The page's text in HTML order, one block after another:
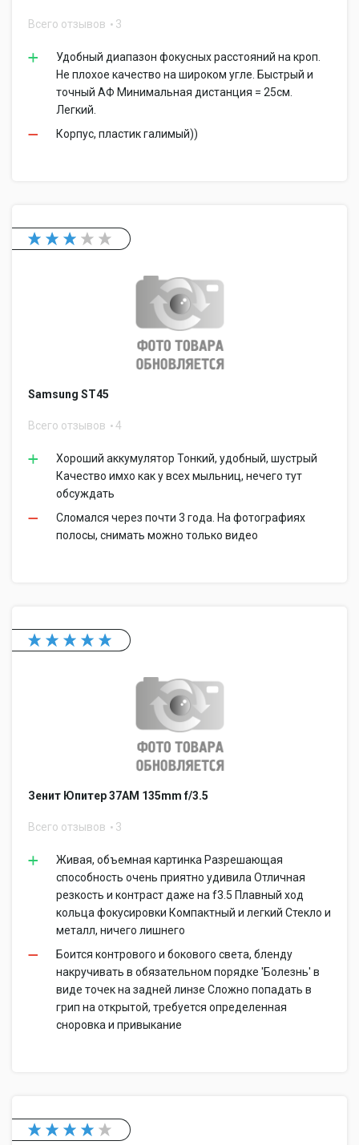
Всего отзывов 3
Удобный диапазон фокусных расстояний на кроп.
Не плохое качество на широком угле. Быстрый и
точный АФ Минимальная дистанция = 25cм.
Легкий.
Корпус, пластик галимый))
Samsung ST45
Всего отзывов 4
Хороший аккумулятор Тонкий, удобный, шустрый
Качество имхо как у всех мыльниц, нечего тут
обсуждать
Сломался через почти 3 года. На фотографиях
полосы, снимать можно только видео
Зенит Юпитер 37АМ 135mm f/3.5
Всего отзывов 3
Живая, объемная картинка Разрешающая
способность очень приятно удивила Отличная
резкость и контраст даже на f3.5 Плавный ход
кольца фокусировки Компактный и легкий Стекло и
металл, ничего лишнего
Боится контрового и бокового света, бленду
накручивать в обязательном порядке 'Болезнь' в
виде точек на задней линзе Сложно попадать в
грип на открытой, требуется определенная
сноровка и привыкание